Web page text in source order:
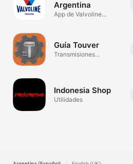
Argentina
App de Valvoline
Guía Touver
Transmisiones
Indonesia Shop
Utilidades